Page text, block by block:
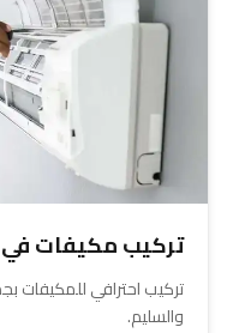
تركيب مكيفات
تركيب احترافي للمكيفات
والسليم.